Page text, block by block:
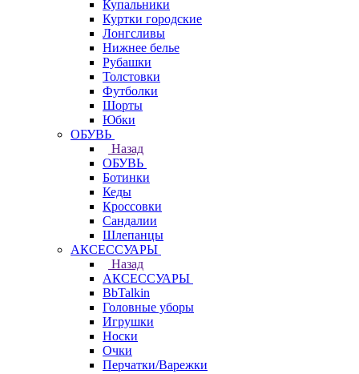
Купальники
Куртки городские
Лонгсливы
Нижнее белье
Рубашки
Толстовки
Футболки
Шорты
Юбки
ОБУВЬ
Назад
ОБУВЬ
Ботинки
Кеды
Кроссовки
Сандалии
Шлепанцы
АКСЕССУАРЫ
Назад
АКСЕССУАРЫ
BbTalkin
Головные уборы
Игрушки
Носки
Очки
Перчатки/Варежки